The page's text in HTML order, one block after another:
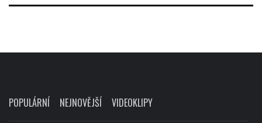
POPULÁRNÍ NEJNOVĚJŠÍ VIDEOKLIPY